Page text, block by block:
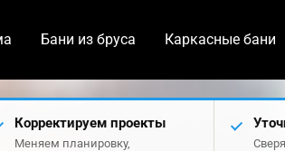
Бани из бруса Каркасные бани
Корректируем проекты
Меняем планировку,